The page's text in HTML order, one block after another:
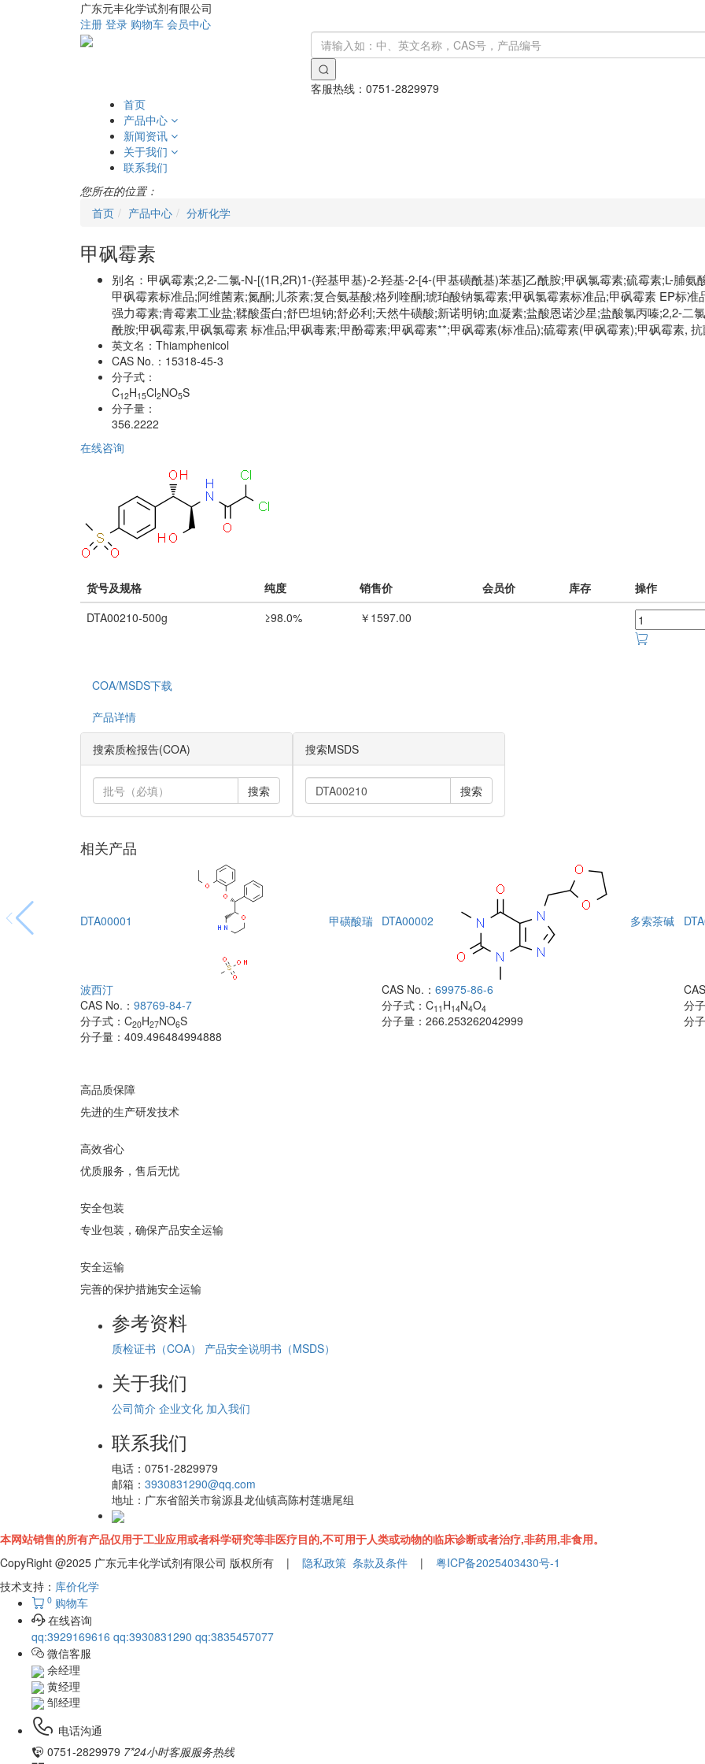
广东元丰化学试剂有限公司
注册 登录 购物车 会员中心
客服热线： 0751-2829979
首页
产品中心
新闻资讯
关于我们
联系我们
您所在的位置：
首页
产品中心 分析化学
甲砜霉素
别名： 甲砜霉素;2,2-二氯-N-[(1R,2R)1-(羟基甲基)-2-羟基-2-[4-(甲基磺酰基)苯基]乙酰胺;甲砜氯霉素;硫霉素;L-脯氨
甲砜霉素标准品;阿维菌素;氮酮;儿茶素;复合氨基酸;格列喹酮;琥珀酸钠氯霉素;甲砜氯霉素标准品;甲砜霉素 EP标
强力霉素;青霉素工业盐;鞣酸蛋白;舒巴坦钠;舒必利;天然牛磺酸;新诺明钠;血凝素;盐酸恩诺沙星;盐酸氯丙嗪;2,2-二
酰胺;甲砜霉素,甲砜氯霉素 标准品;甲砜毒素;甲酚霉素;甲砜霉素**;甲砜霉素(标准品);硫霉素(甲砜霉素);甲砜霉素,
英文名： Thiamphenicol
CAS No.： 15318-45-3
分子式：
C12H15Cl2NO5S
分子量：
356.2222
在线咨询
货号及规格 纯度 销售价 会员价 库存
操作
DTA00210-500g
≥98.0% ￥1597.00
COA/MSDS下载
产品详情
搜索质检报告(COA)
搜索
搜索MSDS
搜索
相关产品
DTA00001 甲磺酸瑞
波西汀
CAS No.： 98769-84-7
分子式： C20H27NO6S
分子量： 409.496484994888
DTA00002 多索茶碱
CAS No.：69975-86-6
分子式：C11 H14N4O4
分子量：266.253262042999
分
分
高品质保障
先进的生产研发技术
高效省心
优质服务，售后无忧
安全包装
专业包装，确保产品安全运输
安全运输
完善的保护措施安全运输
参考资料
质检证书（COA） 产品安全说明书（MSDS）
关于我们
公司简介 企业文化 加入我们
联系我们
电话： 0751-2829979
邮箱： 3930831290@qq.com
地址： 广东省韶关市翁源县龙仙镇高陈村莲塘尾组
本网站销售的所有产品仅用于工业应用或者科学研究等非医疗目的,不可用于人类或动物的临床诊断或者治疗,非药用,非食用。
CopyRight @2025 广东元丰化学试剂有限公司 版权所有 | 隐私政策 条款及条件 | 粤ICP备2025403430号-1
技术支持： 库价化学
0 购物车
在线咨询
qq:3929169616 qq:3930831290 qq:3835457077
微信客服
余经理
黄经理
邹经理
电话沟通
0751-2829979 7*24小时客服服务热线